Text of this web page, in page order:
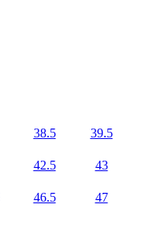
38.5 39.5
42.5 43
46.5 47